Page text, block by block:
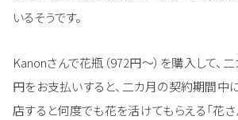
いるそうです。
Kanonさんで花瓶（972円～）を購入して、
円をお支払いすると、二カ月の契約期間中
店すると何度でも花を活けてもらえる「花さ